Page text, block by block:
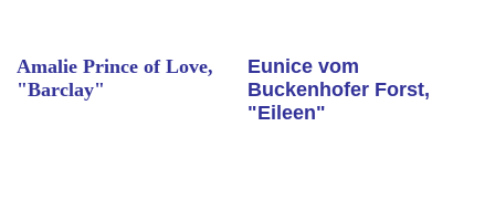
Amalie Prince of Love,
"Barclay"
Eunice vom
Buckenhofer Forst,
"Eileen"